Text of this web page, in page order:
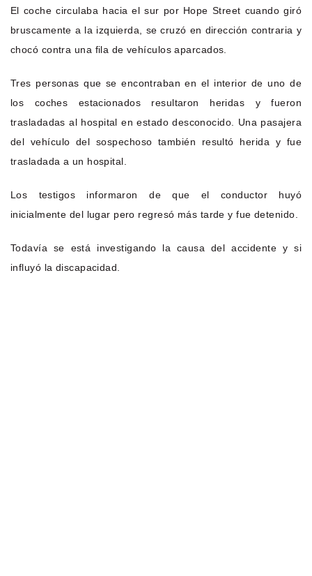
El coche circulaba hacia el sur por Hope Street cuando giró
bruscamente a la izquierda, se cruzó en dirección contraria y
chocó contra una fila de vehículos aparcados.
Tres personas que se encontraban en el interior de uno de
los coches estacionados resultaron heridas y fueron
trasladadas al hospital en estado desconocido. Una pasajera
del vehículo del sospechoso también resultó herida y fue
trasladada a un hospital.
Los testigos informaron de que el conductor huyó
inicialmente del lugar pero regresó más tarde y fue detenido.
Todavía se está investigando la causa del accidente y si
influyó la discapacidad.